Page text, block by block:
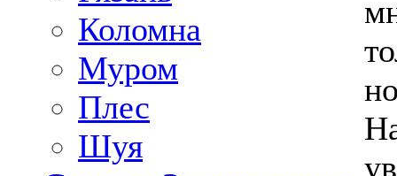
Коломна
Муром
Плес
Шуя